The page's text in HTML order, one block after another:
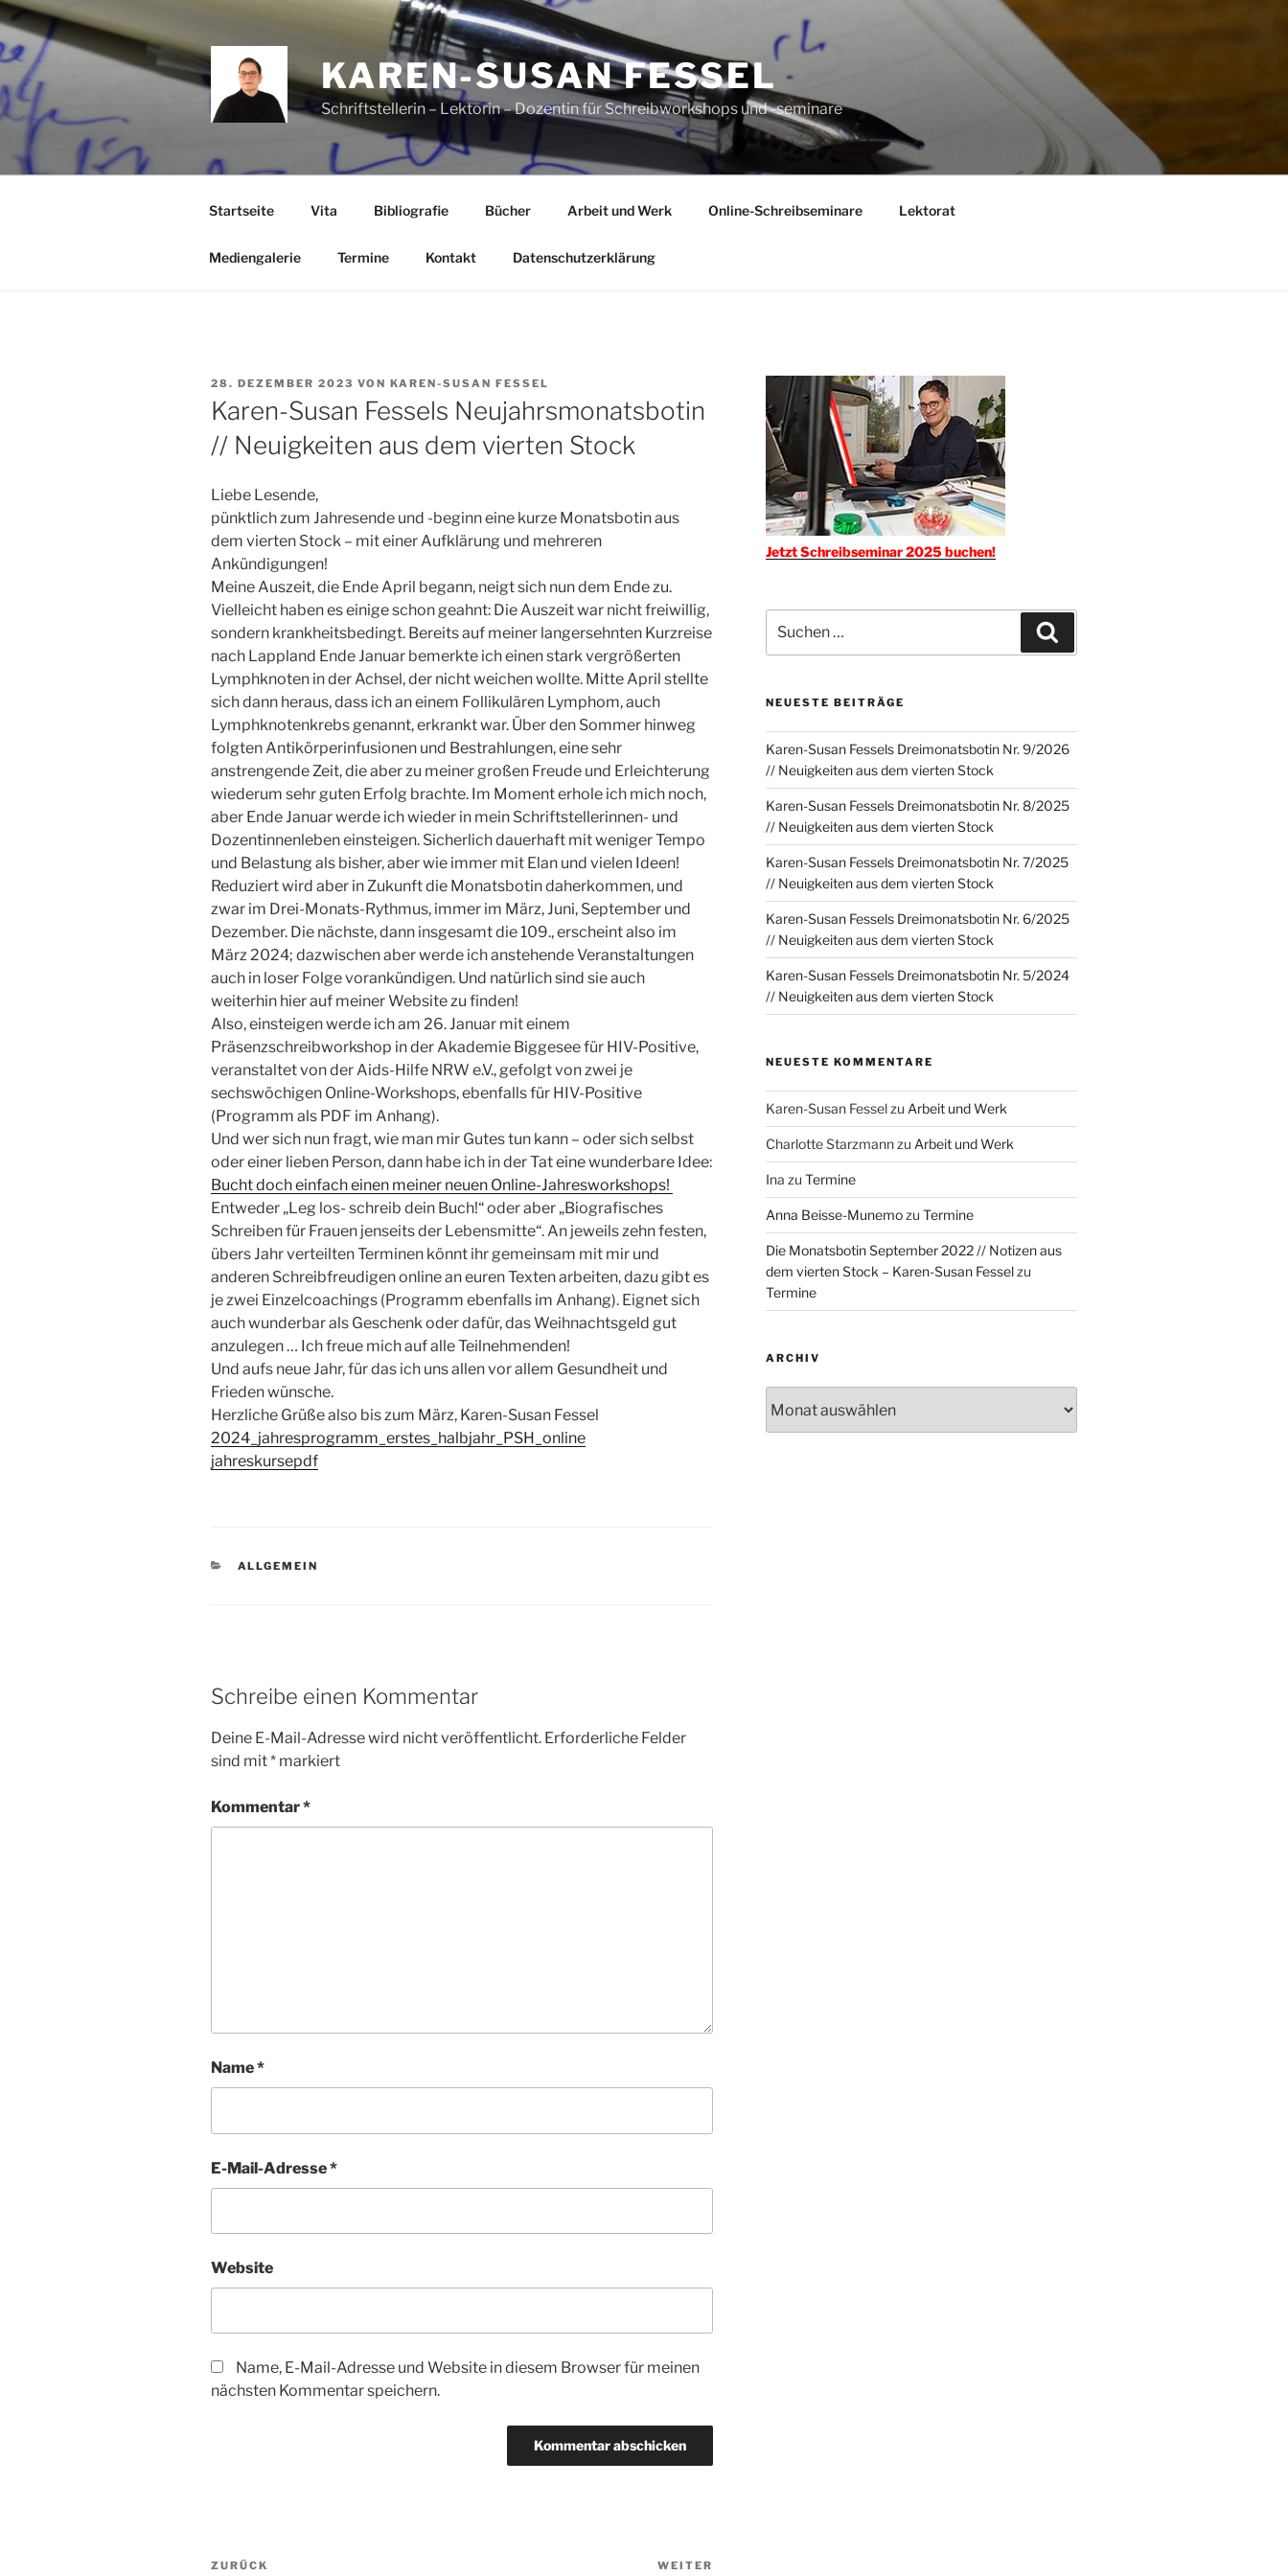
Zum
Inhalt
springen
KAREN-SUSAN FESSEL
Schriftstellerin – Lektorin – Dozentin für Schreibworkshops und -seminare
Startseite Vita Bibliografie Bücher Arbeit und Werk Online-Schreibseminare Lektorat
Mediengalerie Termine Kontakt Datenschutzerklärung
VERÖFFENTLICHT
AM
28. DEZEMBER 2023 VON KAREN-SUSAN FESSEL
Karen-Susan Fessels Neujahrsmonatsbotin
// Neuigkeiten aus dem vierten Stock
Liebe Lesende,
pünktlich zum Jahresende und -beginn eine kurze Monatsbotin aus
dem vierten Stock – mit einer Aufklärung und mehreren
Ankündigungen!
Meine Auszeit, die Ende April begann, neigt sich nun dem Ende zu.
Vielleicht haben es einige schon geahnt: Die Auszeit war nicht freiwillig,
sondern krankheitsbedingt. Bereits auf meiner langersehnten Kurzreise
nach Lappland Ende Januar bemerkte ich einen stark vergrößerten
Lymphknoten in der Achsel, der nicht weichen wollte. Mitte April stellte
sich dann heraus, dass ich an einem Follikulären Lymphom, auch
Lymphknotenkrebs genannt, erkrankt war. Über den Sommer hinweg
folgten Antikörperinfusionen und Bestrahlungen, eine sehr
anstrengende Zeit, die aber zu meiner großen Freude und Erleichterung
wiederum sehr guten Erfolg brachte. Im Moment erhole ich mich noch,
aber Ende Januar werde ich wieder in mein Schriftstellerinnen- und
Dozentinnenleben einsteigen. Sicherlich dauerhaft mit weniger Tempo
und Belastung als bisher, aber wie immer mit Elan und vielen Ideen!
Reduziert wird aber in Zukunft die Monatsbotin daherkommen, und
zwar im Drei-Monats-Rythmus, immer im März, Juni, September und
Dezember. Die nächste, dann insgesamt die 109., erscheint also im
März 2024; dazwischen aber werde ich anstehende Veranstaltungen
auch in loser Folge vorankündigen. Und natürlich sind sie auch
weiterhin hier auf meiner Website zu finden!
Also, einsteigen werde ich am 26. Januar mit einem
Präsenzschreibworkshop in der Akademie Biggesee für HIV-Positive,
veranstaltet von der Aids-Hilfe NRW e.V., gefolgt von zwei je
sechswöchigen Online-Workshops, ebenfalls für HIV-Positive
(Programm als PDF im Anhang).
Und wer sich nun fragt, wie man mir Gutes tun kann – oder sich selbst
oder einer lieben Person, dann habe ich in der Tat eine wunderbare Idee:
Bucht doch einfach einen meiner neuen Online-Jahresworkshops!
Entweder „Leg los- schreib dein Buch!“ oder aber „Biografisches
Schreiben für Frauen jenseits der Lebensmitte“. An jeweils zehn festen,
übers Jahr verteilten Terminen könnt ihr gemeinsam mit mir und
anderen Schreibfreudigen online an euren Texten arbeiten, dazu gibt es
je zwei Einzelcoachings (Programm ebenfalls im Anhang). Eignet sich
auch wunderbar als Geschenk oder dafür, das Weihnachtsgeld gut
anzulegen … Ich freue mich auf alle Teilnehmenden!
Und aufs neue Jahr, für das ich uns allen vor allem Gesundheit und
Frieden wünsche.
Herzliche Grüße also bis zum März, Karen-Susan Fessel
2024_jahresprogramm_erstes_halbjahr_PSH_online
jahreskursepdf
KATEGORIEN
ALLGEMEIN
Schreibe einen Kommentar
Deine E-Mail-Adresse wird nicht veröffentlicht. Erforderliche Felder
sind mit* markiert
Kommentar*
Name*
E-Mail-Adresse*
Website
Name, E-Mail-Adresse und Website in diesem Browser für meinen
nächsten Kommentar speichern.
Beitragsnavigation
Vorheriger
ZURÜCK WEITER
Jetzt Schreibseminar 2025 buchen!
nach:
NEUESTE BEITRÄGE
Karen-Susan Fessels Dreimonatsbotin Nr. 9/2026
// Neuigkeiten aus dem vierten Stock
Karen-Susan Fessels Dreimonatsbotin Nr. 8/2025
// Neuigkeiten aus dem vierten Stock
Karen-Susan Fessels Dreimonatsbotin Nr. 7/2025
// Neuigkeiten aus dem vierten Stock
Karen-Susan Fessels Dreimonatsbotin Nr. 6/2025
// Neuigkeiten aus dem vierten Stock
Karen-Susan Fessels Dreimonatsbotin Nr. 5/2024
// Neuigkeiten aus dem vierten Stock
NEUESTE KOMMENTARE
Karen-Susan Fesselzu Arbeit und Werk
Charlotte Starzmannzu Arbeit und Werk
Ina zu Termine
Anna Beisse-Munemozu Termine
Die Monatsbotin September 2022 // Notizen aus
dem vierten Stock – Karen-Susan Fesselzu
Termine
ARCHIV